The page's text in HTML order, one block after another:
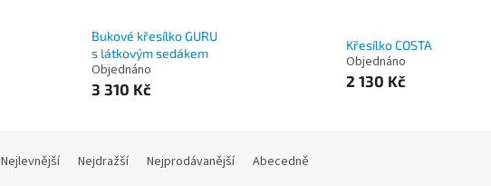
Bukové křesílko GURU
s látkovým sedákem
Objednáno
3 310 Kč
Křesílko COSTA
Objednáno
2 130 Kč
Nejlevnější Nejdražší Nejprodávanější Abecedně